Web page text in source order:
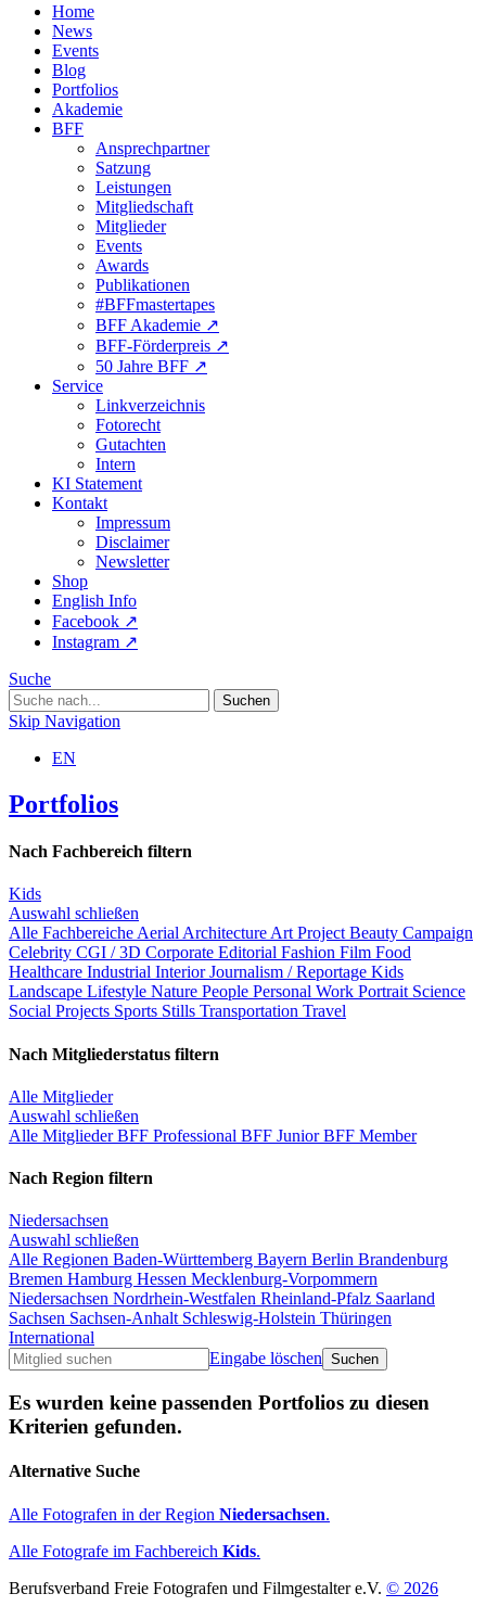
Home
News
Events
Blog
Portfolios
Akademie
BFF
Ansprechpartner
Satzung
Leistungen
Mitgliedschaft
Mitglieder
Events
Awards
Publikationen
#BFFmastertapes
BFF Akademie ↗︎
BFF-Förderpreis ↗︎
50 Jahre BFF ↗︎
Service
Linkverzeichnis
Fotorecht
Gutachten
Intern
KI Statement
Kontakt
Impressum
Disclaimer
Newsletter
Shop
English Info
Facebook ↗︎
Instagram ↗︎
Suche
Skip Navigation
EN
Portfolios
Nach Fachbereich filtern
Kids
Auswahl schließen
Alle Fachbereiche Aerial Architecture Art Project Beauty Campaign
Celebrity CGI / 3D Corporate Editorial Fashion Film Food
Healthcare Industrial InteriorJournalism / Reportage Kids
Landscape Lifestyle Nature People Personal Work Portrait Science
Social Projects Sports Stills Transportation Travel
Nach Mitgliederstatus filtern
Alle Mitglieder
Auswahl schließen
Alle MitgliederBFF Professional BFF JuniorBFF Member
Nach Region filtern
Niedersachsen
Auswahl schließen
Alle Regionen Baden-Württemberg Bayern Berlin Brandenburg
Bremen Hamburg Hessen Mecklenburg-Vorpommern
Niedersachsen Nordrhein-Westfalen Rheinland-Pfalz Saarland
Sachsen Sachsen-Anhalt Schleswig-Holstein Thüringen
International
Eingabe löschen
Es wurden keine passenden Portfolios zu diesen
Kriterien gefunden.
Alternative Suche
Alle Fotografen in der Region Niedersachsen.
Alle Fotografe im Fachbereich Kids.
Berufsverband Freie Fotografen und Filmgestalter e.V. © 2026